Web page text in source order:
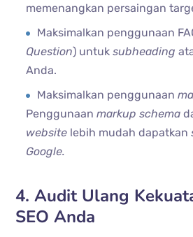
memenangkan persaingan
Maksimalkan penggunaan
Question) untuksubheading
Anda.
Maksimalkan penggunaan
Penggunaanmarkup schema
website lebih mudah dapatkan
Google.
4. Audit Ulang
SEO Anda